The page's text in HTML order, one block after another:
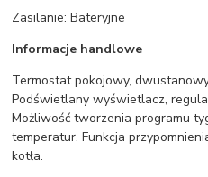
Zasilanie: Bateryjne
Informacje handlowe
Termostat pokojowy,
Podświetlany wyświetlacz,
Możliwość tworzenia programu
temperatur. Funkcja
kotła.